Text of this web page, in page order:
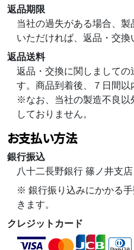
返品期限
当社の過失がある場合、
いただければ、返品・交換
返品送料
返品・交換に関しましての
す。商品到着後、７日間以
※なお、当社の製造不良以
しておりません。
お支払い方法
銀行振込
八十二長野銀行 篠ノ井支店
※ 銀行振り込みにかかる
きます。
クレジットカード